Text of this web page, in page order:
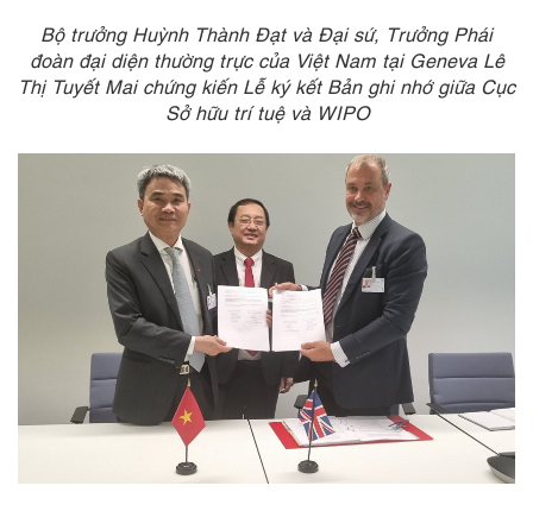
Bộ trưởng Huỳnh Thành Đạt và Đại sứ, Trưởng Phái
đoàn đại diện thường trực của Việt Nam tại Geneva Lê
Thị Tuyết Mai chứng kiến Lễ ký kết Bản ghi nhớ giữa Cục
Sở hữu trí tuệ và WIPO